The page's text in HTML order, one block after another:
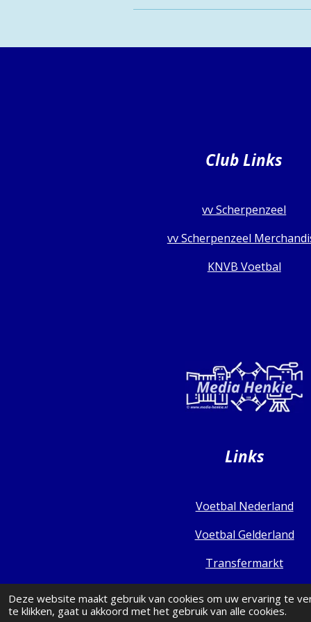
Deze website maakt gebruik van cookies om uw ervaring te
te klikken, gaat u akkoord met het gebruik van alle cookies.
Club Links
vv Scherpenzeel
vv Scherpenzeel
KNVB Voetbal
Links
Voetbal Nederland
Voetbal Gelderland
Transfermarkt